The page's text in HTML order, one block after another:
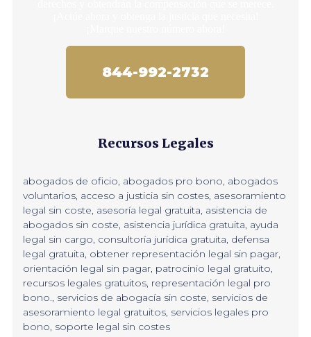
844-992-2732
Recursos Legales
abogados de oficio, abogados pro bono, abogados
voluntarios, acceso a justicia sin costes, asesoramiento
legal sin coste, asesoría legal gratuita, asistencia de
abogados sin coste, asistencia jurídica gratuita, ayuda
legal sin cargo, consultoría jurídica gratuita, defensa
legal gratuita, obtener representación legal sin pagar,
orientación legal sin pagar, patrocinio legal gratuito,
recursos legales gratuitos, representación legal pro
bono., servicios de abogacía sin coste, servicios de
asesoramiento legal gratuitos, servicios legales pro
bono, soporte legal sin costes